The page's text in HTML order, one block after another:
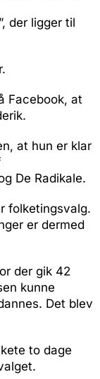
der ligger til
Facebook, at
at hun er klar
De Radikale.
folketingsvalg.
er dermed
der gik 42
kunne
Det blev
to dage